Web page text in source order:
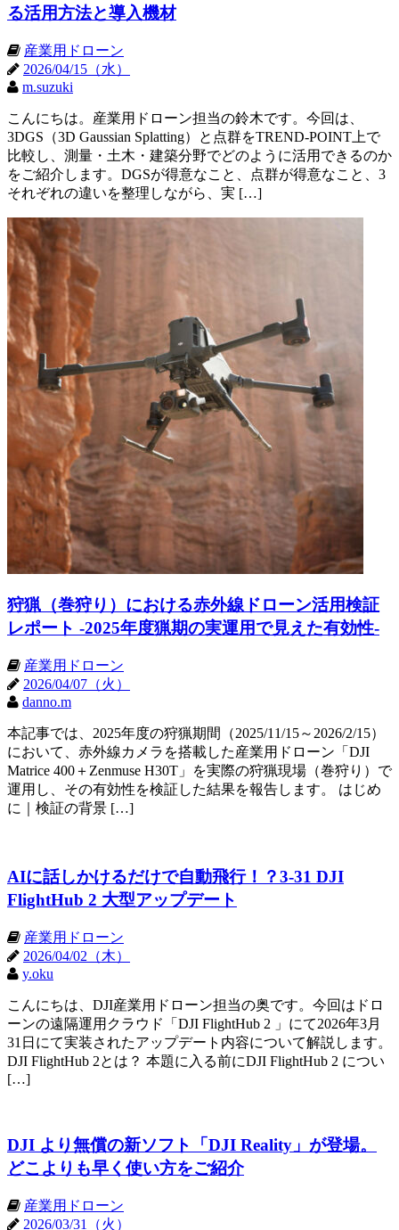
る活用方法と導入機材
産業用ドローン
2026/04/15（水）
m.suzuki
こんにちは。産業用ドローン担当の鈴木です。今回は、
3DGS（3D Gaussian Splatting）と点群をTREND-POINT上で
比較し、測量・土木・建築分野でどのように活用できるのか
をご紹介します。DGSが得意なこと、点群が得意なこと、3
それぞれの違いを整理しながら、実 […]
狩猟（巻狩り）における赤外線ドローン活用検証
レポート -2025年度猟期の実運用で見えた有効性-
産業用ドローン
2026/04/07（火）
danno.m
本記事では、2025年度の狩猟期間（2025/11/15～2026/2/15）
において、赤外線カメラを搭載した産業用ドローン「DJI
Matrice 400＋Zenmuse H30T」を実際の狩猟現場（巻狩り）で
運用し、その有効性を検証した結果を報告します。 はじめ
に｜検証の背景 […]
AIに話しかけるだけで自動飛行！？3-31 DJI
FlightHub 2 大型アップデート
産業用ドローン
2026/04/02（木）
y.oku
こんにちは、DJI産業用ドローン担当の奥です。今回はドロ
ーンの遠隔運用クラウド「DJI FlightHub 2 」にて2026年3月
31日にて実装されたアップデート内容について解説します。
DJI FlightHub 2とは？ 本題に入る前にDJI FlightHub 2 につい
[…]
DJI より無償の新ソフト「DJI Reality」が登場。
どこよりも早く使い方をご紹介
産業用ドローン
2026/03/31（火）